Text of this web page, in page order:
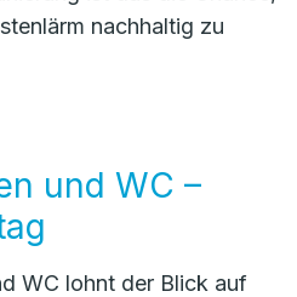
nachhaltig zu
und WC –
WC lohnt der Blick auf